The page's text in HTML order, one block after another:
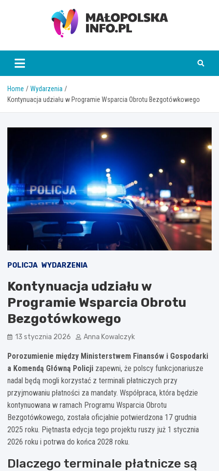
Małopolska Info
Home
Wydarzenia
Kontynuacja udziału w Programie Wsparcia Obrotu Bezgotówkowego
POLICJA WYDARZENIA
Kontynuacja udziału w
Programie Wsparcia Obrotu
Bezgotówkowego
13 stycznia 2026 Anna Kowalczyk
Porozumienie między Ministerstwem Finansów i Gospodarki
a Komendą Główną Policji zapewni, że polscy funkcjonariusze
nadal będą mogli korzystać z terminali płatniczych przy
przyjmowaniu płatności za mandaty. Współpraca, która będzie
kontynuowana w ramach Programu Wsparcia Obrotu
Bezgotówkowego, została oficjalnie potwierdzona 17 grudnia
2025 roku. Piętnasta edycja tego projektu ruszy już 1 stycznia
2026 roku i potrwa do końca 2028 roku.
Dlaczego terminale płatnicze są